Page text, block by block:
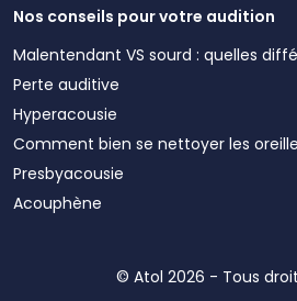
Nos conseils pour votre audition
Malentendant VS sourd : quelles
Perte auditive
Hyperacousie
Comment bien se nettoyer les
Presbyacousie
Acouphène
© Atol 2026 - Tous